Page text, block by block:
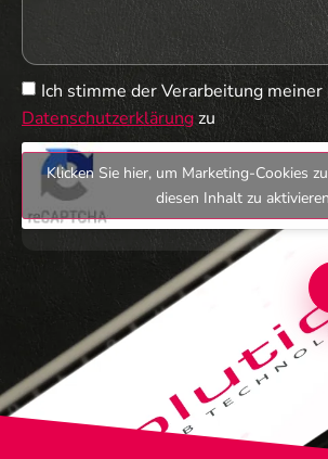
Ich stimme der Verarbeitung
Datenschutzerklärungzu
Klicken Sie hier, um Marketing-Cookies
diesen Inhalt zu aktivieren